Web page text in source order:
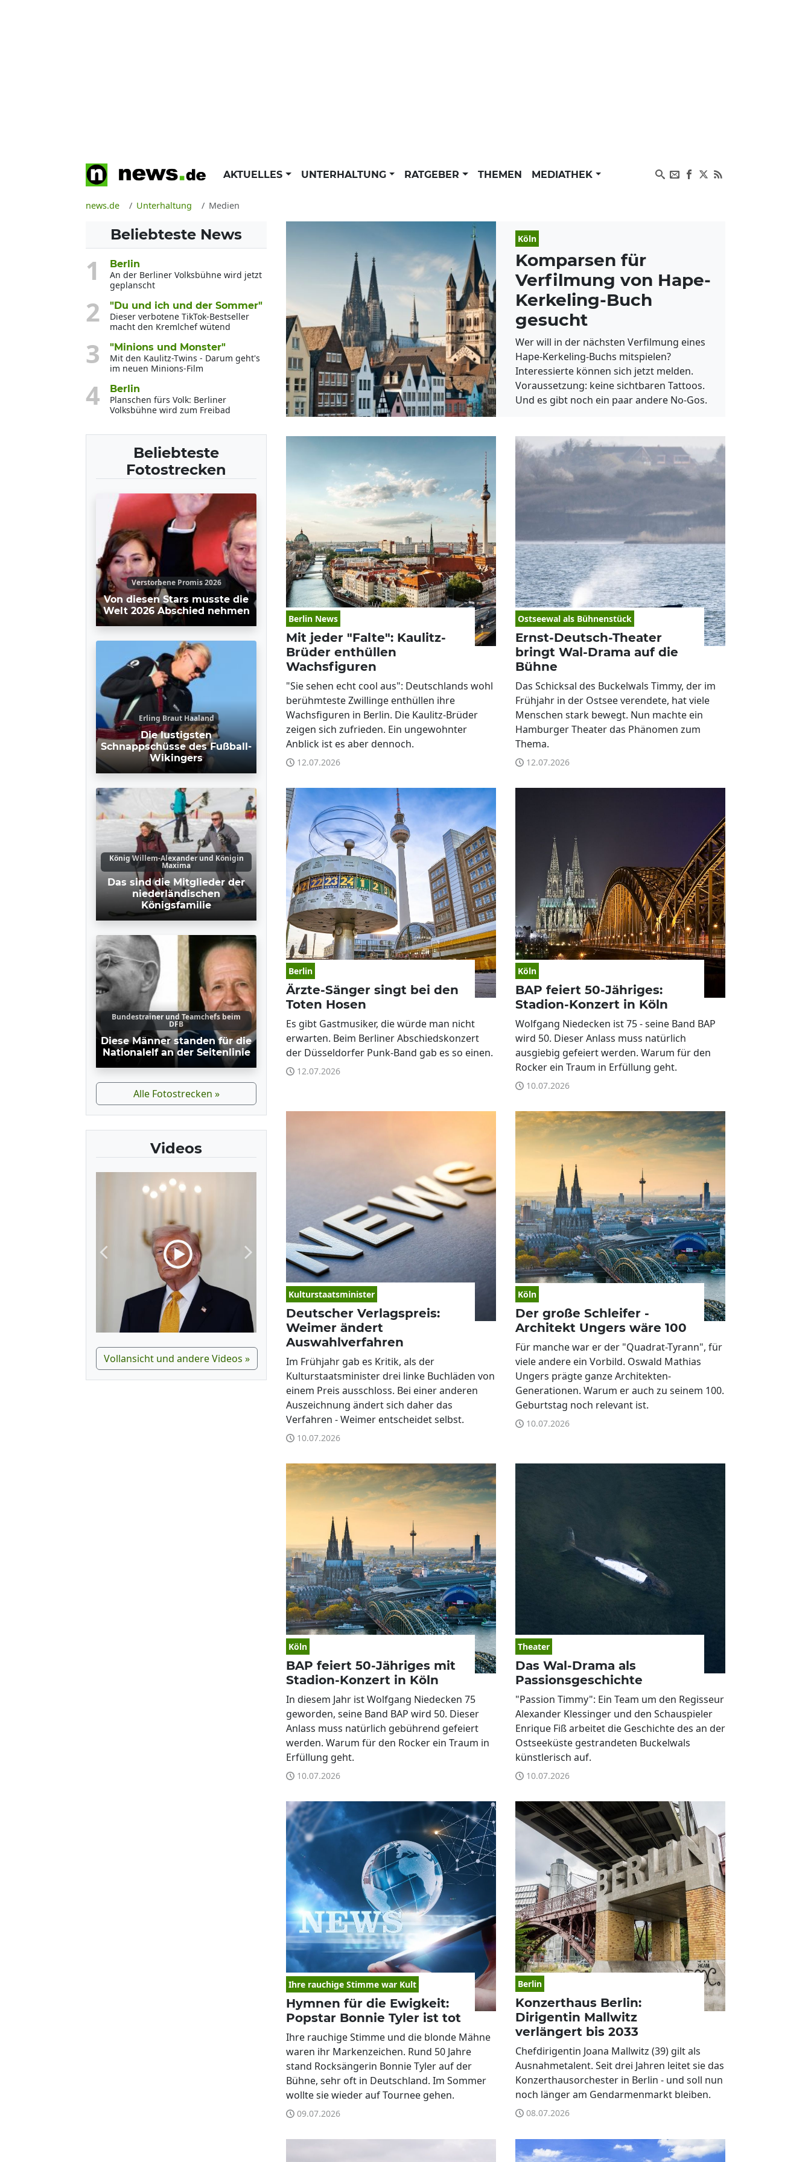
AKTUELLES UNTERHALTUNG RATGEBER THEMEN MEDIATHEK
news.de Unterhaltung Medien
Beliebteste News
1
Berlin
An der Berliner Volksbühne wird jetzt
geplanscht
2
"Du und ich und der Sommer"
Dieser verbotene TikTok-Bestseller
macht den Kremlchef wütend
3
"Minions und Monster"
Mit den Kaulitz-Twins - Darum geht's
im neuen Minions-Film
4
Berlin
Planschen fürs Volk: Berliner
Volksbühne wird zum Freibad
Beliebteste
Fotostrecken
Verstorbene Promis 2026
Von diesen Stars musste die
Welt 2026 Abschied nehmen
Erling Braut Haaland
Die lustigsten
Schnappschüsse des Fußball-
Wikingers
König Willem-Alexander und Königin
Maxima
Das sind die Mitglieder der
niederländischen
Königsfamilie
Bundestrainer und Teamchefs beim
DFB
Diese Männer standen für die
Nationalelf an der Seitenlinie
Alle Fotostrecken »
Videos
Vollansicht und andere Videos »
Köln
Komparsen für
Verfilmung von Hape-
Kerkeling-Buch
gesucht
Wer will in der nächsten Verfilmung eines
Hape-Kerkeling-Buchs mitspielen?
Interessierte können sich jetzt melden.
Voraussetzung: keine sichtbaren Tattoos.
Und es gibt noch ein paar andere No-Gos.
Berlin News
Mit jeder "Falte": Kaulitz-
Brüder enthüllen
Wachsfiguren
"Sie sehen echt cool aus": Deutschlands wohl
berühmteste Zwillinge enthüllen ihre
Wachsfiguren in Berlin. Die Kaulitz-Brüder
zeigen sich zufrieden. Ein ungewohnter
Anblick ist es aber dennoch.
12.07.2026
Ostseewal als Bühnenstück
Ernst-Deutsch-Theater
bringt Wal-Drama auf die
Bühne
Das Schicksal des Buckelwals Timmy, der im
Frühjahr in der Ostsee verendete, hat viele
Menschen stark bewegt. Nun machte ein
Hamburger Theater das Phänomen zum
Thema.
12.07.2026
Berlin
Ärzte-Sänger singt bei den
Toten Hosen
Es gibt Gastmusiker, die würde man nicht
erwarten. Beim Berliner Abschiedskonzert
der Düsseldorfer Punk-Band gab es so einen.
12.07.2026
Köln
BAP feiert 50-Jähriges:
Stadion-Konzert in Köln
Wolfgang Niedecken ist 75 - seine Band BAP
wird 50. Dieser Anlass muss natürlich
ausgiebig gefeiert werden. Warum für den
Rocker ein Traum in Erfüllung geht.
10.07.2026
Kulturstaatsminister
Deutscher Verlagspreis:
Weimer ändert
Auswahlverfahren
Im Frühjahr gab es Kritik, als der
Kulturstaatsminister drei linke Buchläden von
einem Preis ausschloss. Bei einer anderen
Auszeichnung ändert sich daher das
Verfahren - Weimer entscheidet selbst.
10.07.2026
Köln
Der große Schleifer -
Architekt Ungers wäre 100
Für manche war er der "Quadrat-Tyrann", für
viele andere ein Vorbild. Oswald Mathias
Ungers prägte ganze Architekten-
Generationen. Warum er auch zu seinem 100.
Geburtstag noch relevant ist.
10.07.2026
Köln
BAP feiert 50-Jähriges mit
Stadion-Konzert in Köln
In diesem Jahr ist Wolfgang Niedecken 75
geworden, seine Band BAP wird 50. Dieser
Anlass muss natürlich gebührend gefeiert
werden. Warum für den Rocker ein Traum in
Erfüllung geht.
10.07.2026
Theater
Das Wal-Drama als
Passionsgeschichte
"Passion Timmy": Ein Team um den Regisseur
Alexander Klessinger und den Schauspieler
Enrique Fiß arbeitet die Geschichte des an der
Ostseeküste gestrandeten Buckelwals
künstlerisch auf.
10.07.2026
Ihre rauchige Stimme war Kult
Hymnen für die Ewigkeit:
Popstar Bonnie Tyler ist tot
Ihre rauchige Stimme und die blonde Mähne
waren ihr Markenzeichen. Rund 50 Jahre
stand Rocksängerin Bonnie Tyler auf der
Bühne, sehr oft in Deutschland. Im Sommer
wollte sie wieder auf Tournee gehen.
09.07.2026
Berlin
Konzerthaus Berlin:
Dirigentin Mallwitz
verlängert bis 2033
Chefdirigentin Joana Mallwitz (39) gilt als
Ausnahmetalent. Seit drei Jahren leitet sie das
Konzerthausorchester in Berlin - und soll nun
noch länger am Gendarmenmarkt bleiben.
08.07.2026